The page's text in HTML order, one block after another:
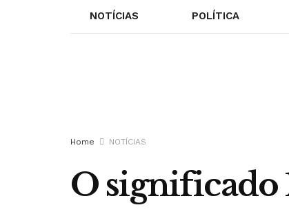
NOTÍCIAS POLÍTICA
Home NOTÍCIAS
O significado